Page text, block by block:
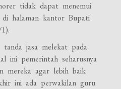
tidak dapat menemui
di halaman kantor Bupati
jasa melekat pada
ini pemerintah seharusnya
mereka agar lebih baik
ini ada perwakilan guru